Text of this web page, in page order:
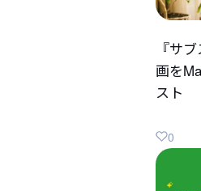
『サ
画を
スト
0